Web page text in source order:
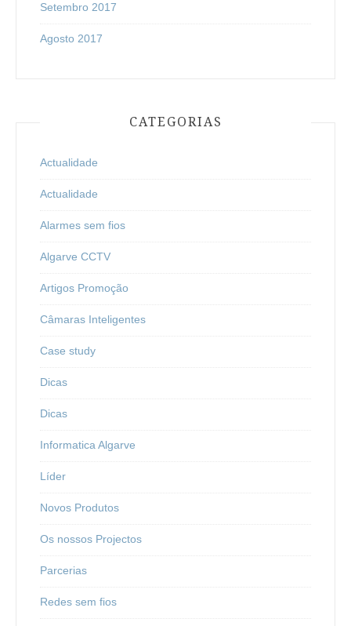
Setembro 2017
Agosto 2017
CATEGORIAS
Actualidade
Actualidade
Alarmes sem fios
Algarve CCTV
Artigos Promoção
Câmaras Inteligentes
Case study
Dicas
Dicas
Informatica Algarve
Líder
Novos Produtos
Os nossos Projectos
Parcerias
Redes sem fios